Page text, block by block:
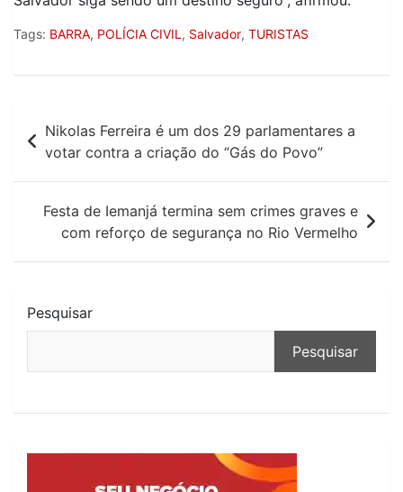
Tags: BARRA, POLÍCIA CIVIL, Salvador, TURISTAS
Navegação
de
Post
Nikolas Ferreira é um dos 29 parlamentares a
votar contra a criação do “Gás do Povo”
Festa de Iemanjá termina sem crimes graves e
com reforço de segurança no Rio Vermelho
Pesquisar
Pesquisar